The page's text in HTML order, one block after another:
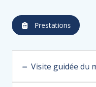
Prestations
Visite guidée du